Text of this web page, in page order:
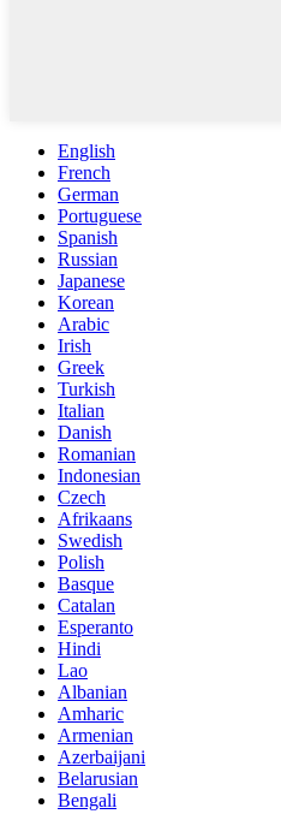
English
French
German
Portuguese
Spanish
Russian
Japanese
Korean
Arabic
Irish
Greek
Turkish
Italian
Danish
Romanian
Indonesian
Czech
Afrikaans
Swedish
Polish
Basque
Catalan
Esperanto
Hindi
Lao
Albanian
Amharic
Armenian
Azerbaijani
Belarusian
Bengali